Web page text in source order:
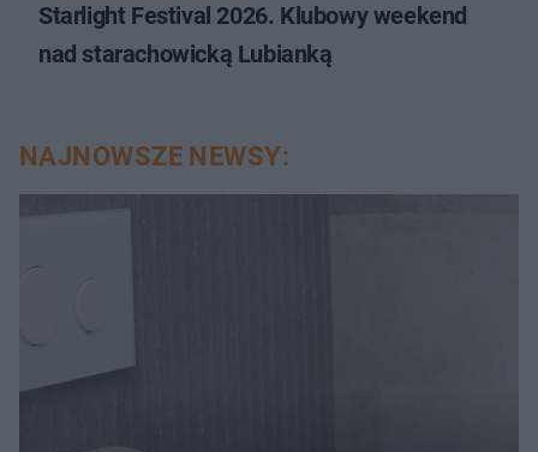
Starlight Festival 2026. Klubowy weekend
nad starachowicką Lubianką
NAJNOWSZE NEWSY: